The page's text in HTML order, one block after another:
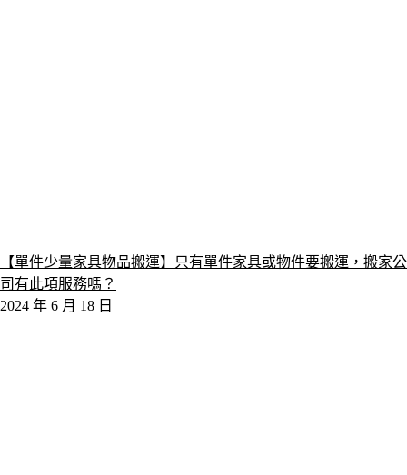
【單件少量家具物品搬運】只有單件家具或物件要搬運，搬家公
司有此項服務嗎？
2024 年 6 月 18 日